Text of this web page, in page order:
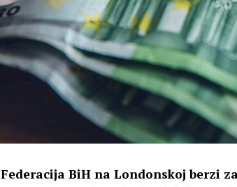
Federacija BiH na Londonskoj berzi